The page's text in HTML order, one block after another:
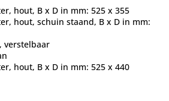
hout, B x D in mm: 525 x 355
hout, schuin staand, B x D in mm:
verstelbaar
hout, B x D in mm: 525 x 440